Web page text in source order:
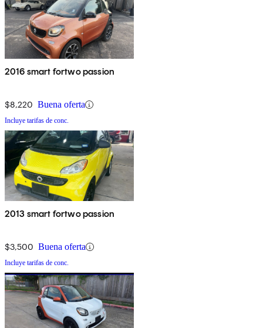
2016 smart fortwo passion
$8,220 Buena oferta
Incluye tarifas de conc.
2013 smart fortwo passion
$3,500 Buena oferta
Incluye tarifas de conc.